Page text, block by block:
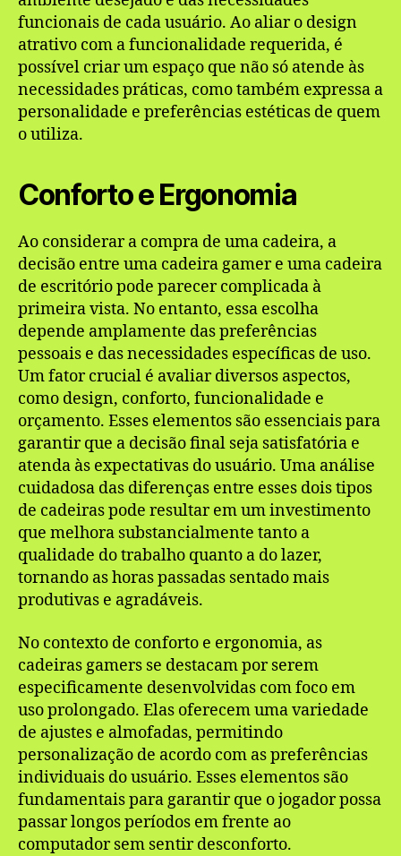
funcionais de cada usuário. Ao aliar o design
atrativo com a funcionalidade requerida, é
possível criar um espaço que não só atende às
necessidades práticas, como também expressa a
personalidade e preferências estéticas de quem
o utiliza.
Conforto e Ergonomia
Ao considerar a compra de uma cadeira, a
decisão entre uma cadeira gamer e uma cadeira
de escritório pode parecer complicada à
primeira vista. No entanto, essa escolha
depende amplamente das preferências
pessoais e das necessidades específicas de uso.
Um fator crucial é avaliar diversos aspectos,
como design, conforto, funcionalidade e
orçamento. Esses elementos são essenciais para
garantir que a decisão final seja satisfatória e
atenda às expectativas do usuário. Uma análise
cuidadosa das diferenças entre esses dois tipos
de cadeiras pode resultar em um investimento
que melhora substancialmente tanto a
qualidade do trabalho quanto a do lazer,
tornando as horas passadas sentado mais
produtivas e agradáveis.
No contexto de conforto e ergonomia, as
cadeiras gamers se destacam por serem
especificamente desenvolvidas com foco em
uso prolongado. Elas oferecem uma variedade
de ajustes e almofadas, permitindo
personalização de acordo com as preferências
individuais do usuário. Esses elementos são
fundamentais para garantir que o jogador possa
passar longos períodos em frente ao
computador sem sentir desconforto.